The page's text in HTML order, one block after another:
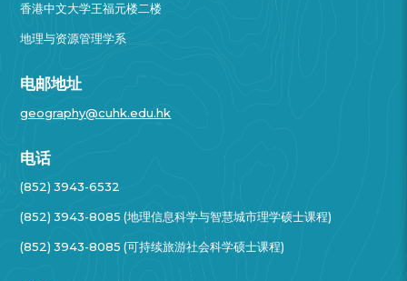
香港中文大学王福元楼二楼
地理与资源管理学系
电邮地址
geography@cuhk.edu.hk
电话
(852) 3943-6532
(852) 3943-8085 (地理信息科学与智慧城市理学硕士课程)
(852) 3943-8085 (可持续旅游社会科学硕士课程)